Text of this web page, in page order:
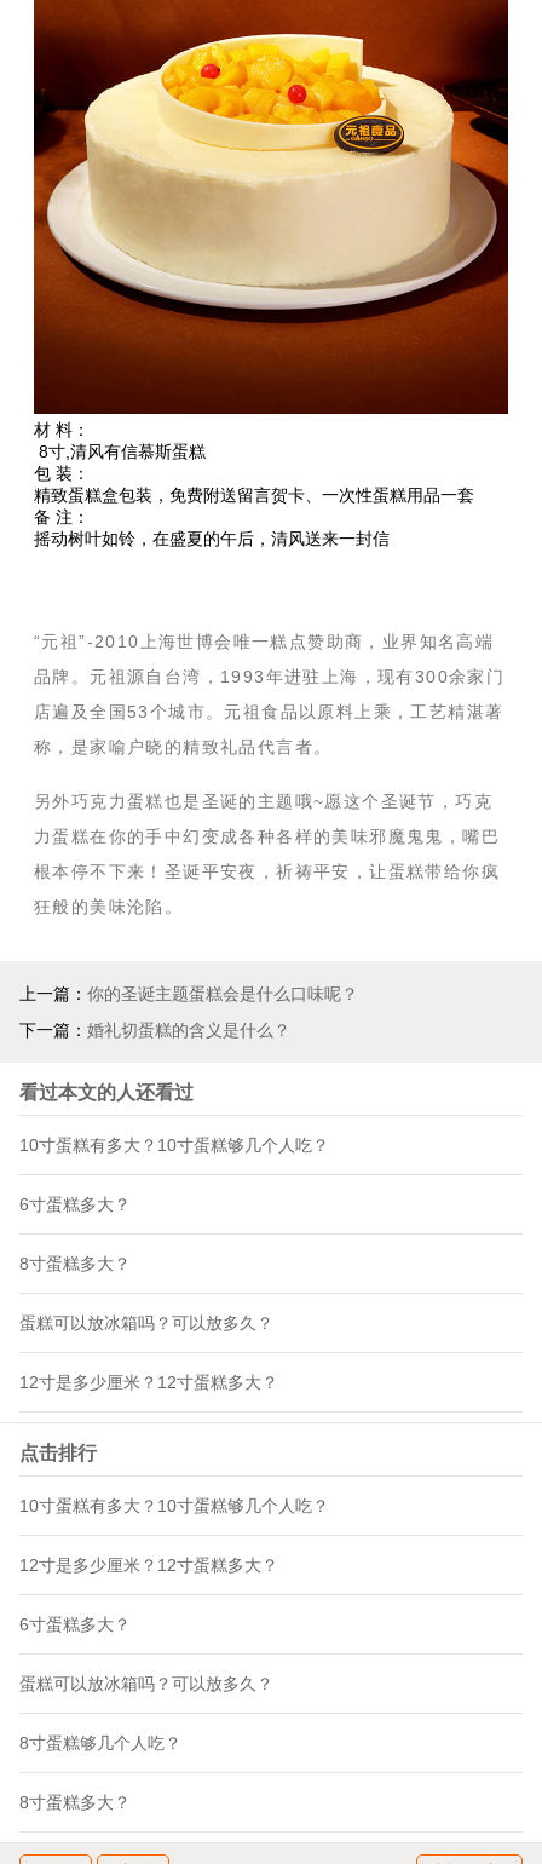
材 料：
8寸,清风有信慕斯蛋糕
包 装：
精致蛋糕盒包装，免费附送留言贺卡、一次性蛋糕用品一套
备 注：
摇动树叶如铃，在盛夏的午后，清风送来一封信
“元祖”-2010上海世博会唯一糕点赞助商，业界知名高端
品牌。元祖源自台湾，1993年进驻上海，现有300余家门
店遍及全国53个城市。元祖食品以原料上乘，工艺精湛著
称，是家喻户晓的精致礼品代言者。
另外巧克力蛋糕也是圣诞的主题哦~愿这个圣诞节，巧克
力蛋糕在你的手中幻变成各种各样的美味邪魔鬼鬼，嘴巴
根本停不下来！圣诞平安夜，祈祷平安，让蛋糕带给你疯
狂般的美味沦陷。
上一篇： 你的圣诞主题蛋糕会是什么口味呢？
下一篇： 婚礼切蛋糕的含义是什么？
看过本文的人还看过
10寸蛋糕有多大？10寸蛋糕够几个人吃？
6寸蛋糕多大？
8寸蛋糕多大？
蛋糕可以放冰箱吗？可以放多久？
12寸是多少厘米？12寸蛋糕多大？
点击排行
10寸蛋糕有多大？10寸蛋糕够几个人吃？
12寸是多少厘米？12寸蛋糕多大？
6寸蛋糕多大？
蛋糕可以放冰箱吗？可以放多久？
8寸蛋糕够几个人吃？
8寸蛋糕多大？